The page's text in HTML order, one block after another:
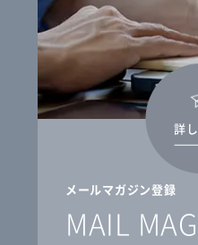
メールマガジン登録
MAIL
詳